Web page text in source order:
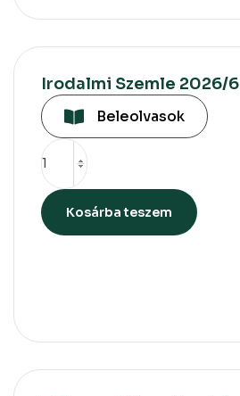
Irodalmi Szemle 2026/6
Beleolvasok
Kosárba teszem